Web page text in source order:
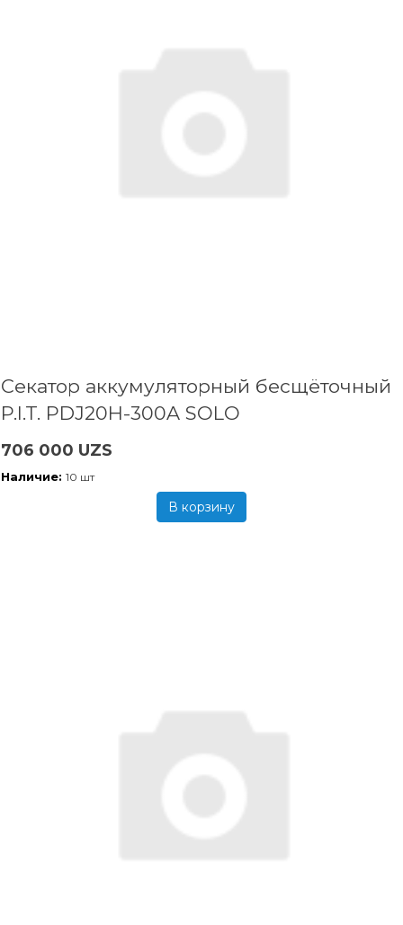
Секатор аккумуляторный бесщёточный
P.I.T. PDJ20H-300A SOLO
706 000 UZS
Наличие: 10 шт
В корзину